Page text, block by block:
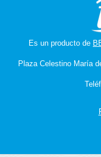
Es un producto de
Plaza Celestino María